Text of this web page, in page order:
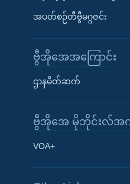
Learning English
အပတ်စဉ်တီဗွီမဂ္ဂဇင်း
ဗွီအိုအေအကြောင်း
ဌာနမိတ်ဆက်
ဗွီအိုအေ မိုဘိုင်းလ်အက်
VOA+